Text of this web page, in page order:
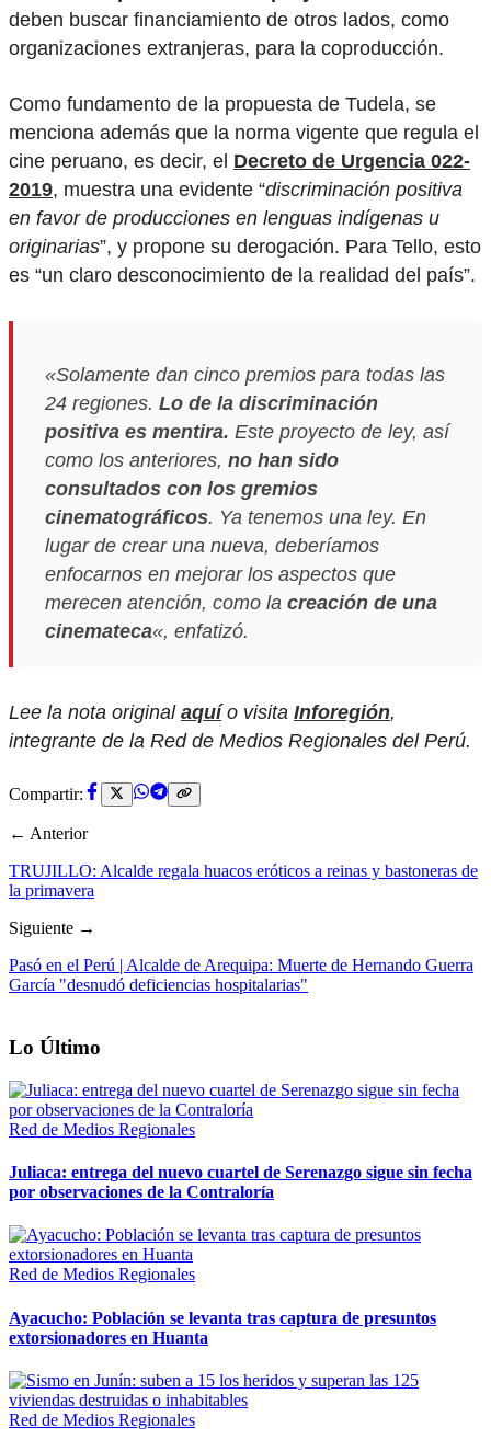
deben buscar financiamiento de otros lados, como
organizaciones extranjeras, para la coproducción.
Como fundamento de la propuesta de Tudela, se
menciona además que la norma vigente que regula el
cine peruano, es decir, el Decreto de Urgencia 022-
2019, muestra una evidente “discriminación positiva
en favor de producciones en lenguas indígenas u
originarias”, y propone su derogación. Para Tello, esto
es “un claro desconocimiento de la realidad del país”.
«Solamente dan cinco premios para todas las
24 regiones. Lo de la discriminación
positiva es mentira. Este proyecto de ley, así
como los anteriores, no han sido
consultados con los gremios
cinematográficos. Ya tenemos una ley. En
lugar de crear una nueva, deberíamos
enfocarnos en mejorar los aspectos que
merecen atención, como la creación de una
cinemateca«, enfatizó.
Lee la nota original aquío visita Inforegión,
integrante de la Red de Medios Regionales del Perú.
Compartir:
← Anterior
TRUJILLO: Alcalde regala huacos eróticos a reinas y bastoneras de
la primavera
Siguiente →
Pasó en el Perú | Alcalde de Arequipa: Muerte de Hernando Guerra
García "desnudó deficiencias hospitalarias"
Lo Último
Red de Medios Regionales
Juliaca: entrega del nuevo cuartel de Serenazgo sigue sin fecha
por observaciones de la Contraloría
Red de Medios Regionales
Ayacucho: Población se levanta tras captura de presuntos
extorsionadores en Huanta
Red de Medios Regionales